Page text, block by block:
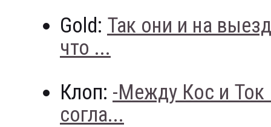
Gold: Так они и на
что ...
Клоп: -Между Кос и
согла...